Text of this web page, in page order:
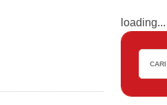
loading...